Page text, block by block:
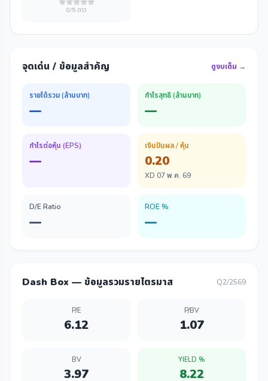
0/5 ดาว
จุดเด่น / ข้อมูลสำคัญ ดูงบเต็ม →
รายได้รวม (ล้านบาท)
—
กำไรสุทธิ (ล้านบาท)
—
กำไรต่อหุ้น (EPS)
—
เงินปันผล / หุ้น
0.20
XD 07 พ.ค. 69
D/E Ratio
—
ROE %
—
Dash Box — ข้อมูลรวมรายไตรมาส Q2/2569
P/E
6.12
P/BV
1.07
BV
3.97
YIELD %
8.22